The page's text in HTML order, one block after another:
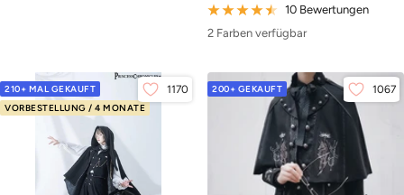
10 Bewertungen
2 Farben verfügbar
210+ MAL GEKAUFT
VORBESTELLUNG / 4 MONATE
1170 200+ GEKAUFT 1067